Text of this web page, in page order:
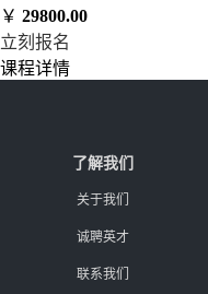
￥ 29800.00
立刻报名
课程详情
了解我们
关于我们
诚聘英才
联系我们